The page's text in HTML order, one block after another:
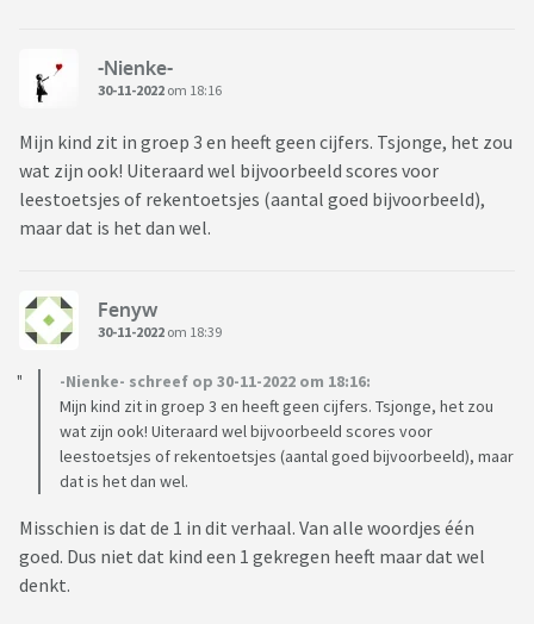
-Nienke-
30-11-2022 om 18:16
Mijn kind zit in groep 3 en heeft geen cijfers. Tsjonge, het zou
wat zijn ook! Uiteraard wel bijvoorbeeld scores voor
leestoetsjes of rekentoetsjes (aantal goed bijvoorbeeld),
maar dat is het dan wel.
Fenyw
30-11-2022 om 18:39
-Nienke- schreef op 30-11-2022 om 18:16:
Mijn kind zit in groep 3 en heeft geen cijfers. Tsjonge, het zou
wat zijn ook! Uiteraard wel bijvoorbeeld scores voor
leestoetsjes of rekentoetsjes (aantal goed bijvoorbeeld), maar
dat is het dan wel.
Misschien is dat de 1 in dit verhaal. Van alle woordjes één
goed. Dus niet dat kind een 1 gekregen heeft maar dat wel
denkt.